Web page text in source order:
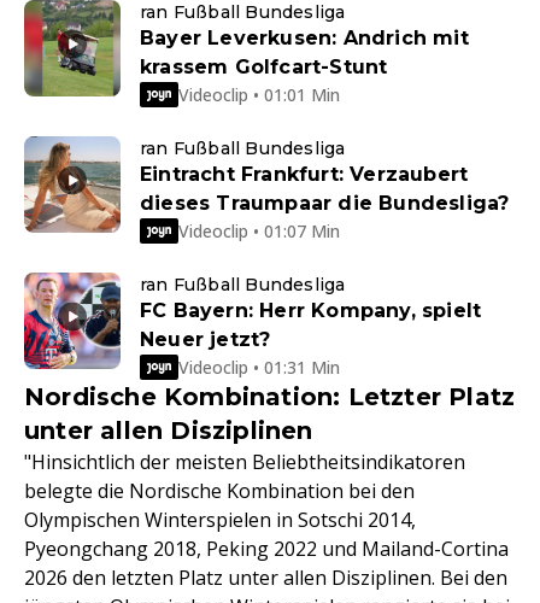
ran Fußball Bundesliga
Bayer Leverkusen: Andrich mit
krassem Golfcart-Stunt
Videoclip • 01:01 Min
ran Fußball Bundesliga
Eintracht Frankfurt: Verzaubert
dieses Traumpaar die Bundesliga?
Videoclip • 01:07 Min
ran Fußball Bundesliga
FC Bayern: Herr Kompany, spielt
Neuer jetzt?
Videoclip • 01:31 Min
Nordische Kombination: Letzter Platz
unter allen Disziplinen
"Hinsichtlich der meisten Beliebtheitsindikatoren
belegte die Nordische Kombination bei den
Olympischen Winterspielen in Sotschi 2014,
Pyeongchang 2018, Peking 2022 und Mailand-Cortina
2026 den letzten Platz unter allen Disziplinen. Bei den